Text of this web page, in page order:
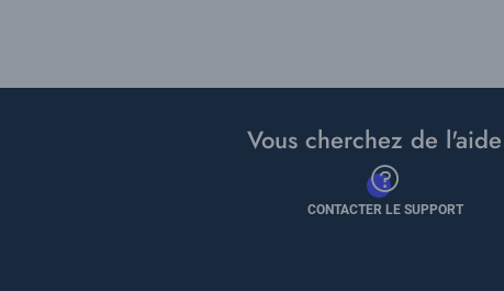
Vous cherchez de
CONTACTER LE SUPPORT